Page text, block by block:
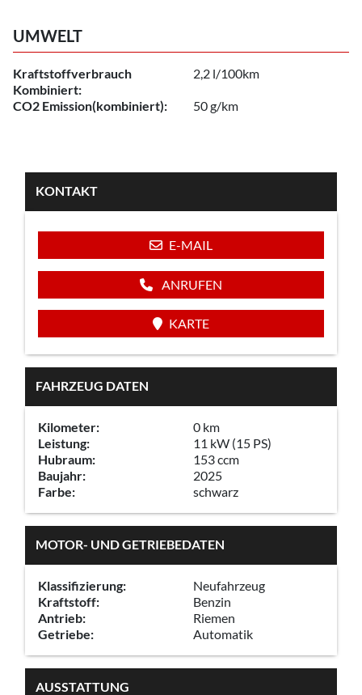
UMWELT
Kraftstoffverbrauch
Kombiniert:
2,2 l/100km
CO2 Emission(kombiniert): 50 g/km
KONTAKT
E-MAIL
ANRUFEN
KARTE
FAHRZEUG DATEN
Kilometer:
0 km
Leistung:
11 kW (15 PS)
Hubraum:
153 ccm
Baujahr:
2025
Farbe:
schwarz
MOTOR- UND GETRIEBEDATEN
Klassifizierung:
Neufahrzeug
Kraftstoff:
Benzin
Antrieb:
Riemen
Getriebe:
Automatik
AUSSTATTUNG